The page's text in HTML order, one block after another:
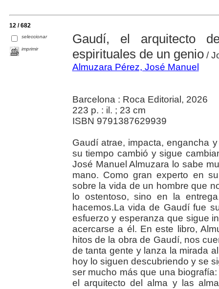
12 / 682
seleccionar
imprimir
Gaudí, el arquitecto
espirituales de un genio/
Almuzara Pérez, José Manuel
Barcelona : Roca Editorial, 2026
223 p. : il. ; 23 cm
ISBN 9791387629939
Gaudí atrae, impacta, engancha
su tiempo cambió y sigue
José Manuel Almuzara lo sabe
mano. Como gran experto en
sobre la vida de un hombre que
lo ostentoso, sino en la
hacemos.La vida de Gaudí fue
esfuerzo y esperanza que sigue
acercarse a él. En este libro,
hitos de la obra de Gaudí, nos
de tanta gente y lanza la mirada
hoy lo siguen descubriendo y se
ser mucho más que una
el arquitecto del alma y las